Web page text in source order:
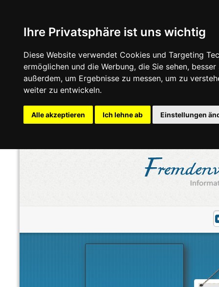
Ihre Privatsphäre ist uns wichtig
Diese Website verwendet Cookies und Targeting
ermöglichen und die Werbung, die Sie sehen,
außerdem, um Ergebnisse zu messen, um zu
weiter zu entwickeln.
Alle akzeptieren Ich lehne ab Einstellungen